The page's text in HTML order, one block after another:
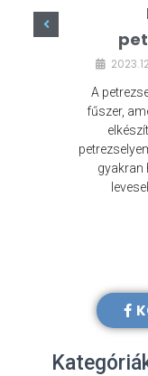
A
fűszer,
gyakran